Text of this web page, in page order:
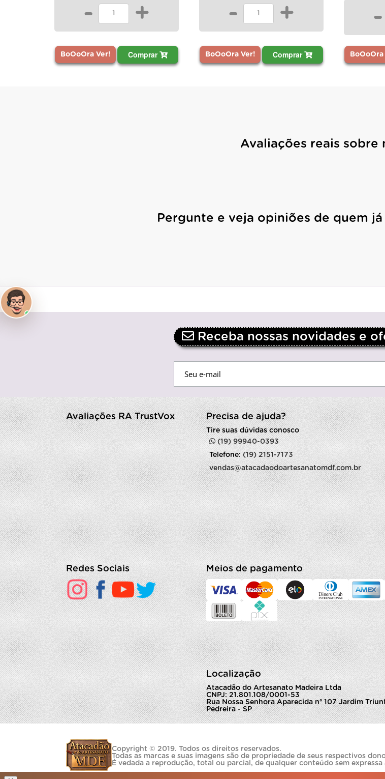
- +
BoOoOra Ver! Comprar
- +
BoOoOra Ver! Comprar
-
BoOoOra
Avaliações reais sobre
Pergunte e veja opiniões de quem
Receba nossas novidades e
Avaliações RA TrustVox Precisa de ajuda?
Tire suas dúvidas conosco
(19) 99940-0393
Telefone:(19) 2151-7173
vendas@atacadaodoartesanatomdf.com.br
Redes Sociais Meios de pagamento
Localização
Atacadão do Artesanato Madeira Ltda
CNPJ: 21.801.108/0001-53
Rua Nossa Senhora Aparecida nº 107 Jardim
Pedreira - SP
Copyright © 2019. Todos os direitos reservados.
Todas as marcas e suas imagens são de propriedade de seus respectivos
É vedada a reprodução, total ou parcial, de qualquer conteúdo sem expressa